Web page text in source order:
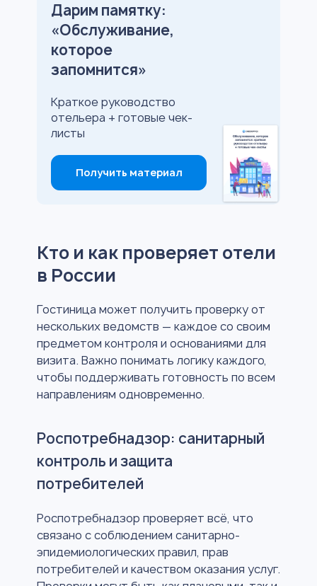
Дарим памятку:
«Обслуживание,
которое
запомнится»
Краткое руководство
отельера + готовые чек-
листы
Получить материал
Кто и как проверяет отели
в России
Гостиница может получить проверку от
нескольких ведомств — каждое со своим
предметом контроля и основаниями для
визита. Важно понимать логику каждого,
чтобы поддерживать готовность по всем
направлениям одновременно.
Роспотребнадзор: санитарный
контроль и защита
потребителей
Роспотребнадзор проверяет всё, что
связано с соблюдением санитарно-
эпидемиологических правил, прав
потребителей и качеством оказания услуг.